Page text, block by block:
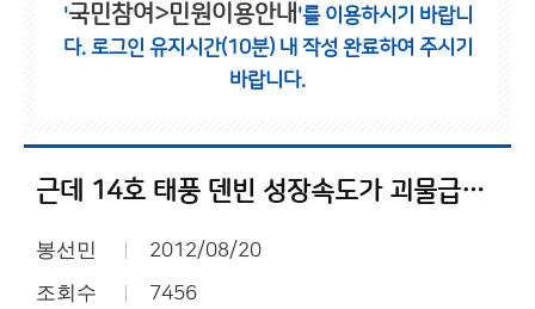
'국민참여>민원이용안내 '를 이용하시기 바랍니
다. 로그인 유지시간(10분) 내 작성 완료하여 주시기
바랍니다.
근데 14호 태풍 덴빈 성장속도가 괴물급이네요..,,
봉선민 2012/08/20
조회수 7456